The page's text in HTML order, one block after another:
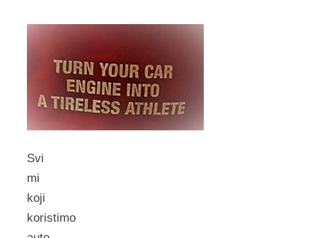
Svi
mi
koji
koristimo